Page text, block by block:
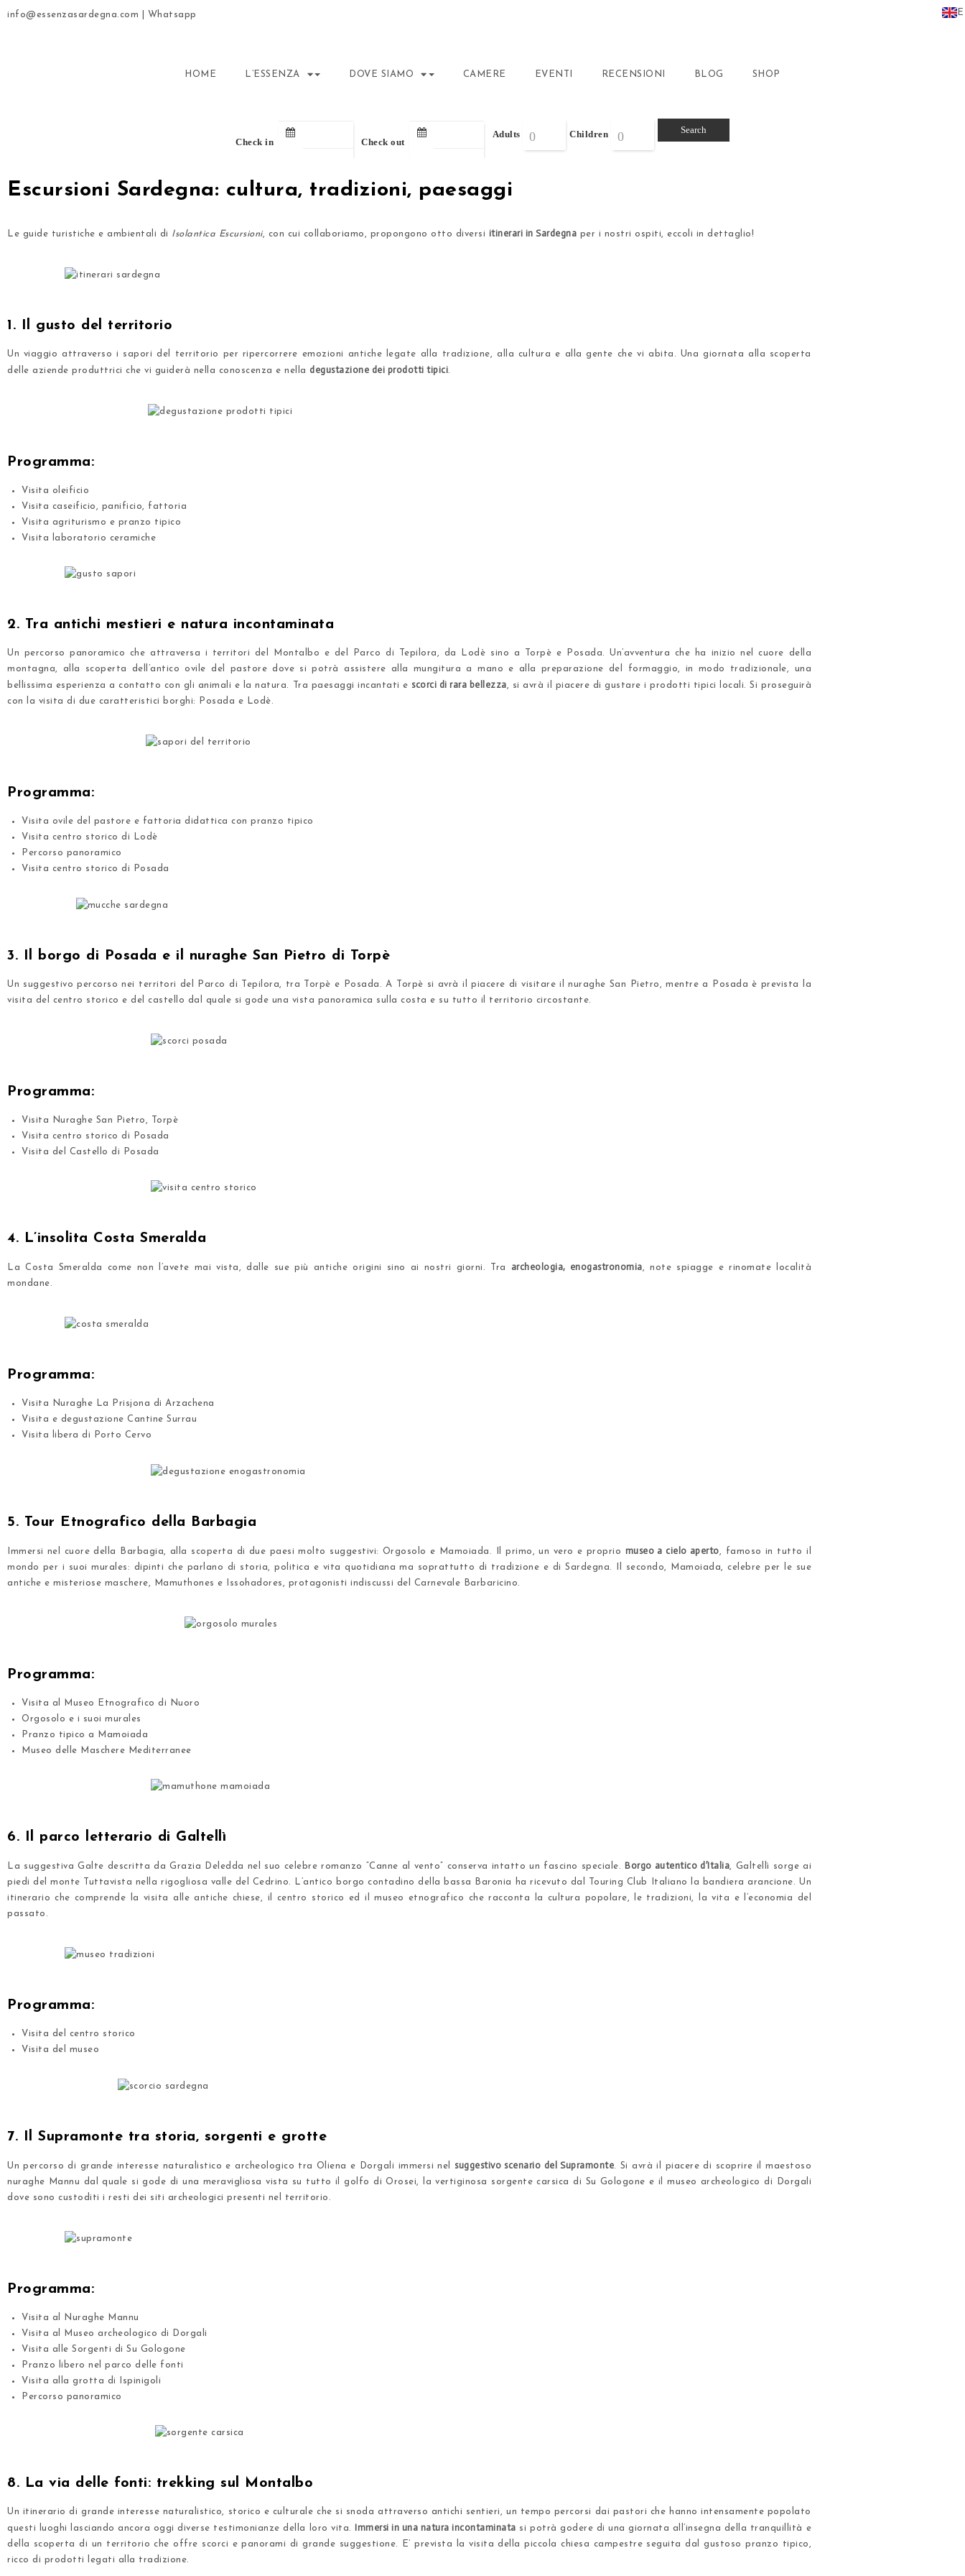
info@essenzasardegna.com Whatsapp
HOME L’ESSENZA DOVE SIAMO CAMERE EVENTI RECENSIONI BLOG SHOP
Check in Check out
Adults Children
Escursioni Sardegna: cultura, tradizioni, paesaggi
Le guide turistiche e ambientali di Isolantica Escursioni, con cui collaboriamo, propongono otto diversi itinerari in Sardegna per i nostri ospiti, eccoli in dettaglio!
1. Il gusto del territorio
Un viaggio attraverso i sapori del territorio per ripercorrere emozioni antiche legate alla tradizione, alla cultura e alla gente che vi abita. Una giornata alla scoperta
delle aziende produttrici che vi guiderà nella conoscenza e nella degustazione dei prodotti tipici
Programma:
Visita oleificio
Visita caseificio, panificio, fattoria
Visita agriturismo e pranzo tipico
Visita laboratorio ceramiche
2. Tra antichi mestieri e natura incontaminata
Un percorso panoramico che attraversa i territori del Montalbo e del Parco di Tepilora , da Lodè sino a Torpè e Posada. Un’avventura che ha inizio nel cuore della
montagna, alla scoperta dell’antico ovile del pastore dove si potrà assistere alla mungitura a mano e alla preparazione del formaggio, in modo tradizionale, una
bellissima esperienza a contatto con gli animali e la natura. Tra paesaggi incantati e scorci di rara bellezza, si avrà il piacere di gustare i prodotti tipici locali. Si proseguirà
con la visita di due caratteristici borghi: Posada e Lodè.
Programma:
Visita ovile del pastore e fattoria didattica con pranzo tipico
Visita centro storico di Lodè
Percorso panoramico
Visita centro storico di Posada
3. Il borgo di Posada e il nuraghe San Pietro di Torpè
Un suggestivo percorso nei territori del Parco di Tepilora, tra Torpè e Posada. A Torpè si avrà il piacere di visitare ilnuraghe San Pietro
, mentre a Posada è prevista la
visita del centro storico e del castello dal quale si gode una vista panoramica sulla costa e su tutto il territorio circostante.
Programma:
Visita Nuraghe San Pietro, Torpè
Visita centro storico di Posada
Visita del Castello di Posada
4. L’insolita Costa Smeralda
La Costa Smeralda come non l’avete mai vista, dalle sue più antiche origini sino ai nostri giorni. Tra archeologia, enogastronomia, note spiagge e rinomate località
mondane.
Programma:
Visita Nuraghe La Prisjona di Arzachena
Visita e degustazione Cantine Surrau
Visita libera di Porto Cervo
5. Tour Etnografico della Barbagia
Immersi nel cuore della Barbagia, alla scoperta di due paesi molto suggestivi: Orgosolo e Mamoiada. Il primo, un vero e proprio museo a cielo aperto , famoso in tutto il
mondo per i suoi murales: dipinti che parlano di storia, politica e vita quotidiana ma soprattutto di tradizione e di Sardegna. Il secondo, Mamoiada, celebre per le sue
antiche e misteriose maschere , Mamuthones e Issohadores, protagonisti indiscussi del Carnevale Barbaricino
Programma:
Visita al Museo Etnografico di Nuoro
Orgosolo e i suoi murales
Pranzo tipico a Mamoiada
Museo delle Maschere Mediterranee
6. Il parco letterario di Galtellì
La suggestiva Galte descritta da Grazia Deledda nel suo celebre romanzo “Canne al vento” conserva intatto un fascino speciale. Borgo autentico d’Italia, Galtellì sorge ai
piedi del monte Tuttavista nella rigogliosa valle del Cedrino. L’antico borgo contadino della bassa Baronia ha ricevuto dal Touring Club Italiano la bandiera arancione. Un
itinerario che comprende la visita alle antiche chiese, il centro storico ed il museo etnografico che racconta la cultura popolare, le tradizioni, la vita e l’economia del
passato.
Programma:
Visita del centro storico
Visita del museo
7. Il Supramonte tra storia, sorgenti e grotte
Un percorso di grande interesse naturalistico e archeologico tra Oliena e Dorgali immersi nel suggestivo scenario del Supramonte . Si avrà il piacere di scoprire il maestoso
nuraghe Mannu dal quale si gode di una meravigliosa vista su tutto il golfo di Orosei , la vertiginosa sorgente carsica di Su Gologone e il museo archeologico di Dorgali
dove sono custoditi i resti dei siti archeologici presenti nel territorio.
Programma:
Visita al Nuraghe Mannu
Visita al Museo archeologico di Dorgali
Visita alle Sorgenti di Su Gologone
Pranzo libero nel parco delle fonti
Visita alla grotta di Ispinigoli
Percorso panoramico
8. La via delle fonti: trekking sul Montalbo
Un itinerario di grande interesse naturalistico, storico e culturale che si snoda attraverso antichi sentieri, un tempo percorsi dai pastori che hanno intensamente popolato
questi luoghi lasciando ancora oggi diverse testimonianze della loro vita. Immersi in una natura incontaminata si potrà godere di una giornata all’insegna della tranquillità e
della scoperta di un territorio che offre scorci e panorami di grande suggestione. E’ prevista la visita della piccola chiesa campestre seguita dal gustoso pranzo tipico,
ricco di prodotti legati alla tradizione.